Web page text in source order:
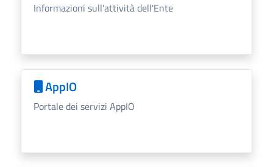
Informazioni sull'attività dell'Ente
AppIO
Portale dei servizi AppIO